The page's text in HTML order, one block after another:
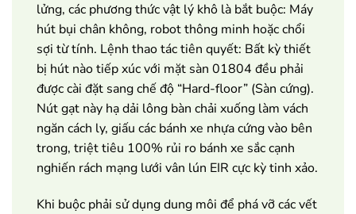
lửng, các phương thức vật lý khô là bắt buộc: Máy
hút bụi chân không, robot thông minh hoặc chổi
sợi từ tính. Lệnh thao tác tiên quyết: Bất kỳ thiết
bị hút nào tiếp xúc với mặt sàn 01804 đều phải
được cài đặt sang chế độ “Hard-floor” (Sàn cứng).
Nút gạt này hạ dải lông bàn chải xuống làm vách
ngăn cách ly, giấu các bánh xe nhựa cứng vào bên
trong, triệt tiêu 100% rủi ro bánh xe sắc cạnh
nghiến rách mạng lưới vân lún EIR cực kỳ tinh xảo.
Khi buộc phải sử dụng dung môi để phá vỡ các vết